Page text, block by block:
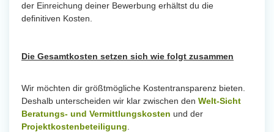
der Einreichung deiner Bewerbung erhältst du die
definitiven Kosten.
Die Gesamtkosten setzen sich wie folgt zusammen
Wir möchten dir größtmögliche Kostentransparenz bieten.
Deshalb unterscheiden wir klar zwischen den Welt-Sicht
Beratungs- und Vermittlungskosten und der
Projektkostenbeteiligung